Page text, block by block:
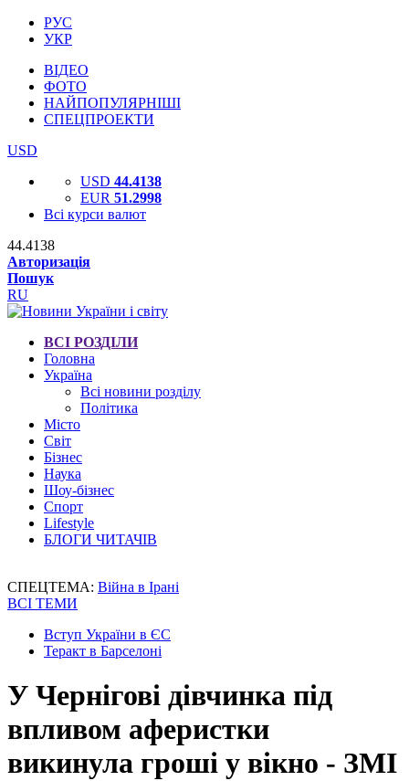
РУС
УКР
ВІДЕО
ФОТО
НАЙПОПУЛЯРНІШІ
СПЕЦПРОЕКТИ
USD
USD 44.4138
EUR 51.2998
Всі курси валют
44.4138
Авторизація
Пошук
RU
ВСІ РОЗДІЛИ
Головна
Україна
Всі новини розділу
Політика
Місто
Світ
Бізнес
Наука
Шоу-бізнес
Спорт
Lifestyle
БЛОГИ ЧИТАЧІВ
СПЕЦТЕМА: Війна в Ірані
ВСІ ТЕМИ
Вступ України в ЄС
Теракт в Барселоні
У Чернігові дівчинка під
впливом аферистки
викинула гроші у вікно - ЗМІ